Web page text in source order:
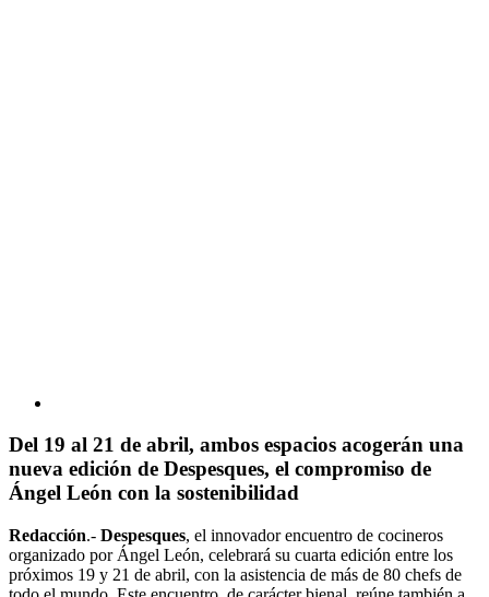
Del 19 al 21 de abril, ambos espacios acogerán una
nueva edición de Despesques, el compromiso de
Ángel León con la sostenibilidad
Redacción.- Despesques, el innovador encuentro de cocineros
organizado por Ángel León, celebrará su cuarta edición entre los
próximos 19 y 21 de abril, con la asistencia de más de 80 chefs de